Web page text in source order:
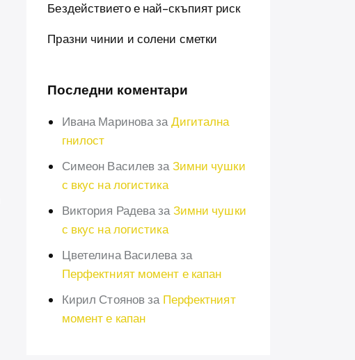
Бездействието е най-скъпият риск
Празни чинии и солени сметки
Последни коментари
Ивана Мариноваза Дигитална
гнилост
Симеон Василевза Зимни чушки
с вкус на логистика
Виктория Радеваза Зимни чушки
с вкус на логистика
Цветелина Василева за
Перфектният момент е капан
Кирил Стояновза Перфектният
момент е капан